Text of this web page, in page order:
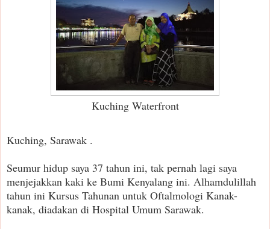
Kuching Waterfront
Kuching, Sarawak .
Seumur hidup saya 37 tahun ini, tak pernah lagi saya
menjejakkan kaki ke Bumi Kenyalang ini. Alhamdulillah
tahun ini Kursus Tahunan untuk Oftalmologi Kanak-
kanak, diadakan di Hospital Umum Sarawak.